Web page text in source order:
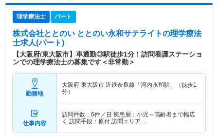
理学療法士 パート
株式会社ととのい ととのい永和サテライトの理学療法
士求人(パート)
【大阪府/東大阪市】車通勤◎駅徒歩1分！訪問看護ステーショ
ンでの理学療法士の募集です＜非常勤＞
勤務地
大阪府 東大阪市 近鉄奈良線「河内永和駅」（徒歩1
分）
仕事内容
訪問件数：6件／日 疾患層：小児～高齢者まで幅広
く 訪問手段：原付 訪問エリア…